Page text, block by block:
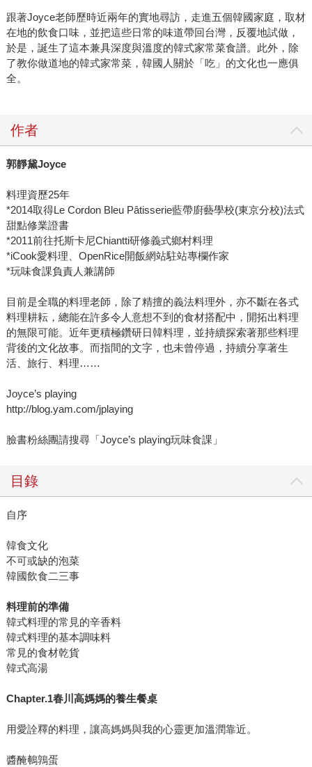
跟著Joyce老師歷時近兩年的實地尋訪，走進五個韓國家庭，取材
在地的飲食口味，並把這些日常的味道帶回台灣，反覆地試做，
於是，誕生了這本兼具深度與溫度的韓式家常菜食譜。此外，除
了教你做道地的韓式家常菜，韓國人關於「吃」的文化也一應俱
全。
作者
郭靜黛Joyce
料理資歷25年
*2014取得Le Cordon Bleu Pâtisserie藍帶廚藝學校(東京分校)法式
甜點修業證書
*2011前往托斯卡尼Chiantti研修義式鄉村料理
*iCook愛料理、OpenRice開飯網站駐站專欄作家
*玩味食課負責人兼講師
目前是全職的料理老師，除了精擅的義法料理外，亦不斷在各式
料理耕耘，總能在許多令人意想不到的食材搭配中，開拓出料理
的無限可能。近年更積極鑽研日韓料理，並持續探索著那些料理
背後的文化故事。而指間的文字，也未曾停過，持續分享著生
活、旅行、料理……
Joyce’s playing
http://blog.yam.com/jplaying
臉書粉絲團請搜尋「Joyce’s playing玩味食課」
目錄
自序
韓食文化
不可或缺的泡菜
韓國飲食二三事
料理前的準備
韓式料理的常見的辛香料
韓式料理的基本調味料
常見的食材乾貨
韓式高湯
Chapter.1春川高媽媽的養生餐桌
用愛詮釋的料理，讓高媽媽與我的心靈更加溫潤靠近。
醬醃鵪鶉蛋